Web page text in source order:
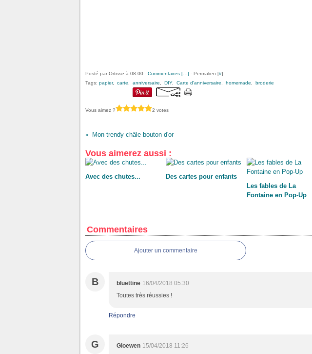
Posté par Ortisse à 08:00 - Commentaires [ ] - Permalien [#]
Tags: papier, carte anniversaire DIY, Carte d'anniversaire homemade broderie
Vous aimez ? 2 votes
Mon trendy châle bouton d'or
Vous aimerez aussi :
Avec des chutes...
Des cartes pour enfants
Les fables de La
Fontaine en Pop-Up
Commentaires
Ajouter un commentaire
B bluettine 16/04/2018 05:30
Toutes très réussies !
Répondre
G Gloewen 15/04/2018 11:26